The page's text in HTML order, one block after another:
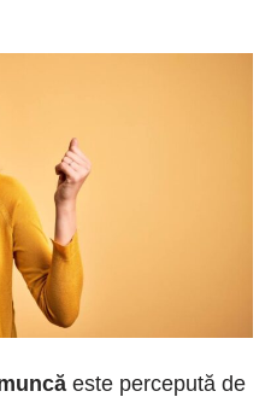
este percepută de